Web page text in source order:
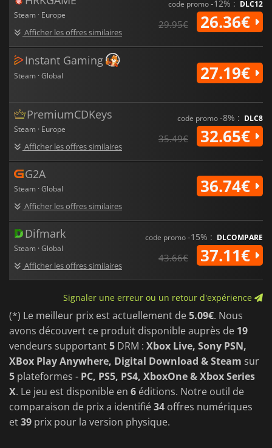
Steam · Europe
Afficher les offres similaires
code promo-12% : DLC12
29.95€ 26.36€
Instant Gaming
Steam · Global 27.19€
PremiumCDKeys
Steam · Europe
Afficher les offres similaires
code promo-8% : DLC8
35.49€ 32.65€
G2A
Steam · Global
Afficher les offres similaires
36.74€
Difmark
Steam · Global
Afficher les offres similaires
code promo-15% : DLCOMPARE
43.66€ 37.11€
Signaler une erreur ou un retour d'expérience
(*) Le meilleur prix est actuellement de5.09€. Nous
avons découvert ce produit disponible auprès de 19
vendeurs supportant5 DRM : Xbox Live, Sony PSN,
XBox Play Anywhere, Digital Download & Steam sur
5 plateformes - PC, PS5, PS4, XboxOne & Xbox Series
X. Le jeu est disponible en 6 éditions. Notre outil de
comparaison de prix a identifié34 offres numériques
et39 prix pour la version physique.